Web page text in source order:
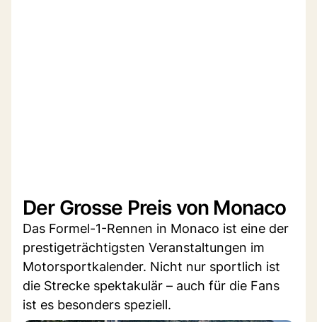
Der Grosse Preis von Monaco
Das Formel-1-Rennen in Monaco ist eine der
prestigeträchtigsten Veranstaltungen im
Motorsportkalender. Nicht nur sportlich ist
die Strecke spektakulär – auch für die Fans
ist es besonders speziell.